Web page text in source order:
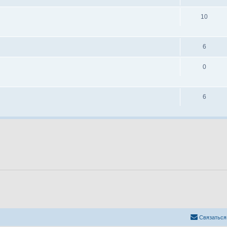
10
6
0
6